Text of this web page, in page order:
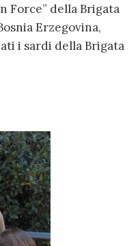
Force” della Brigata
Erzegovina,
i sardi della Brigata